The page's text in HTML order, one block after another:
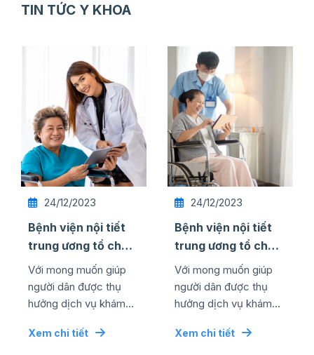
TIN TỨC Y KHOA
24/12/2023
Bệnh viện nội tiết
trung ương tổ chức
thành công lễ kỷ
niệm ngày quốc tế
...
Với mong muốn giúp
người dân được thụ
hưởng dịch vụ khám
cao bằng mức chi phí
Xem chi tiết
24/12/2023
Bệnh viện nội tiết
trung ương tổ chức
thành công lễ kỷ
niệm ngày quốc tế
...
Với mong muốn giúp
người dân được thụ
hưởng dịch vụ khám
cao bằng mức chi phí
Xem chi tiết